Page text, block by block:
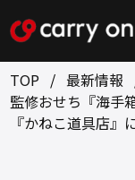
BUSINESS
TOP 最新情報
監修おせち『海手
『かねこ道具店』